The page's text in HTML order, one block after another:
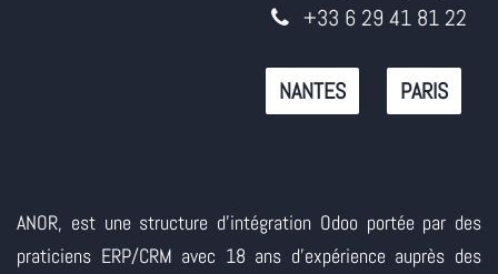
+33 6 29 41 81 22
NANTES PARIS
ANOR, est une structure d'intégration Odoo portée par des
praticiens ERP/CRM avec 18 ans d'expérience auprès des